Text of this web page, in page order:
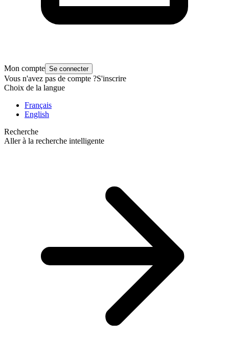
Mon compte Se connecter
Vous n'avez pas de compte ?S'inscrire
Choix de la langue
Français
English
Recherche
Aller à la recherche intelligente